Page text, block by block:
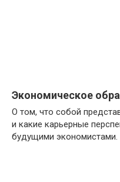
Экономическое
О том, что собой
и какие карьерные
будущими экономистами.